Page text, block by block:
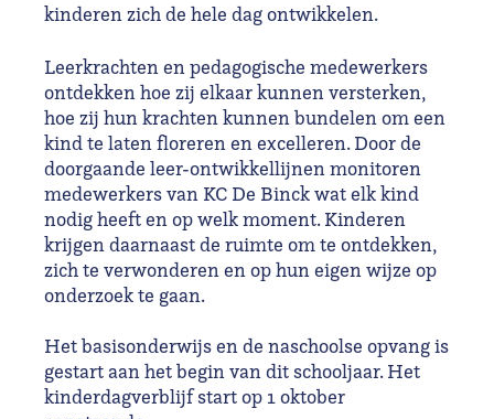
kinderen zich de hele dag ontwikkelen.
Leerkrachten en pedagogische medewerkers
ontdekken hoe zij elkaar kunnen versterken,
hoe zij hun krachten kunnen bundelen om een
kind te laten floreren en excelleren. Door de
doorgaande leer-ontwikkellijnen monitoren
medewerkers van KC De Binck wat elk kind
nodig heeft en op welk moment. Kinderen
krijgen daarnaast de ruimte om te ontdekken,
zich te verwonderen en op hun eigen wijze op
onderzoek te gaan.
Het basisonderwijs en de naschoolse opvang is
gestart aan het begin van dit schooljaar. Het
kinderdagverblijf start op 1 oktober